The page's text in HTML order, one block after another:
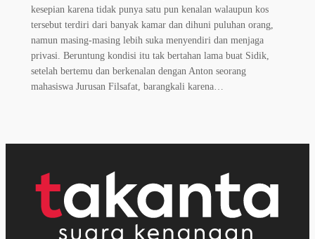
kesepian karena tidak punya satu pun kenalan walaupun kos
tersebut terdiri dari banyak kamar dan dihuni puluhan orang,
namun masing-masing lebih suka menyendiri dan menjaga
privasi. Beruntung kondisi itu tak bertahan lama buat Sidik,
setelah bertemu dan berkenalan dengan Anton seorang
mahasiswa Jurusan Filsafat, barangkali karena…